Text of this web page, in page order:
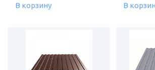
В корзину В